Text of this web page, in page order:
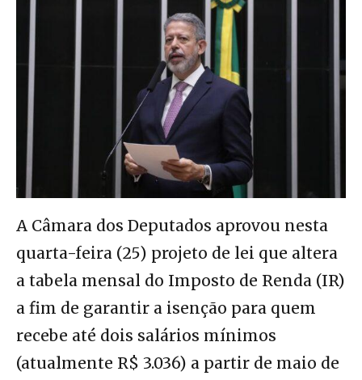
A Câmara dos Deputados aprovou nesta
quarta-feira (25) projeto de lei que altera
a tabela mensal do Imposto de Renda (IR)
a fim de garantir a isenção para quem
recebe até dois salários mínimos
(atualmente R$ 3.036) a partir de maio de